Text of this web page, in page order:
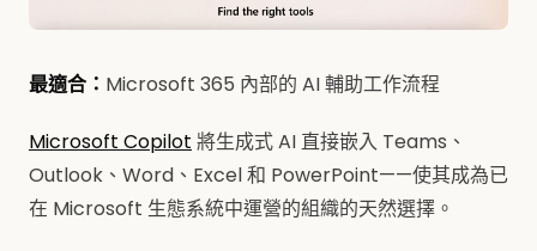
最適合： Microsoft 365 內部的 AI 輔助工作流程
Microsoft Copilot 將生成式 AI 直接嵌入 Teams、
Outlook、Word、Excel 和 PowerPoint——使其成為已
在 Microsoft 生態系統中運營的組織的天然選擇。